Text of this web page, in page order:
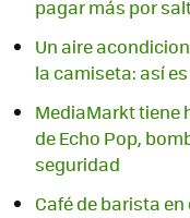
pagar más por
Un aire
la camiseta: así
MediaMarkt tiene
de Echo Pop,
seguridad
Café de barista